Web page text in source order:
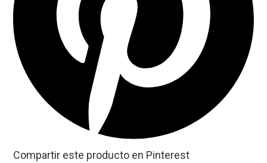
Compartir este producto en Pinterest